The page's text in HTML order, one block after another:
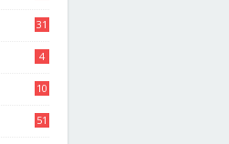
31
4
10
51